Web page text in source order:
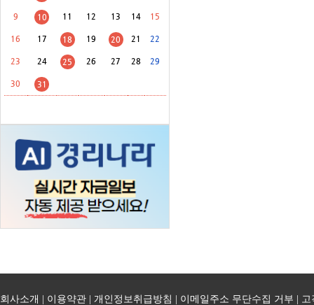
9 10 11 12 13 14 15
16 17 18 19 20 21 22
23 24 25 26 27 28 29
30 31
회사소개 이용약관 개인정보취급방침 이메일주소 무단수집 거부 고